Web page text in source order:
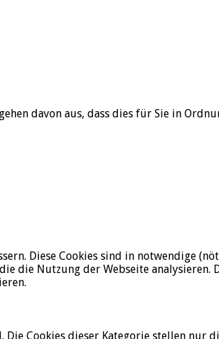
davon aus, dass dies für Sie in
Diese Cookies sind in notwendige
die Nutzung der Webseite analysieren.
Cookies dieser Kategorie stellen nur